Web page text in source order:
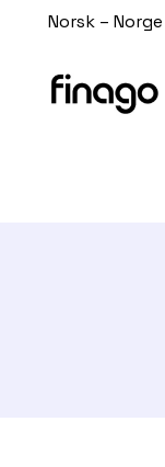
Norsk – Norge